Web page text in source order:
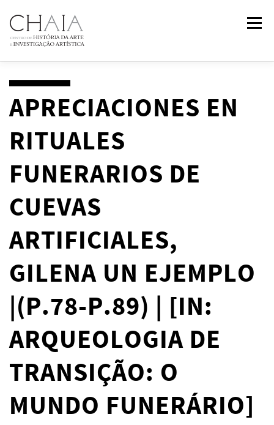
para
conteúdo
Menu
PUBLICAÇÕES NOTÍCIAS
APRECIACIONES EN
RITUALES
FUNERARIOS DE
CUEVAS
ARTIFICIALES,
GILENA UN EJEMPLO
|(P.78-P.89) | [IN:
ARQUEOLOGIA DE
TRANSIÇÃO: O
MUNDO FUNERÁRIO]